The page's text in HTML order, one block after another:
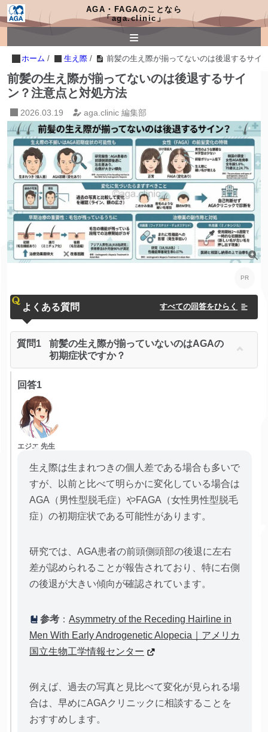
AGA・FAGAのことなら
「aga.clinic」
ホーム / 生え際 / 前髪の生え際が揃ってないのは後退するサイ
前髪の生え際が揃ってないのは後退するサイ
ン？注意点と対処方法
2026.03.19 aga.clinic 編集部
よくある質問 すべての回答をひらく
質問1
前髪の生え際が揃っていないのはAGAの
初期症状ですか？
回答1
エジエ 先生
生え際は生まれつきの個人差である場合も多いで
すが、以前と比べて明らかに変化している場合は
AGA（男性型脱毛症）やFAGA（女性男性型脱毛
症）の初期症状である可能性があります。
研究では、AGA患者の前頭側頭部の後退に左右
差が認められることが報告されており、特に右側
の後退が大きい傾向が確認されています。
参考 ： Asymmetry of the Receding Hairline in
Men With Early Androgenetic Alopecia｜アメリカ
国立生物工学情報センター
例えば、過去の写真と見比べて変化が見られる場
合は、早めにAGAクリニックに相談することを
おすすめします。